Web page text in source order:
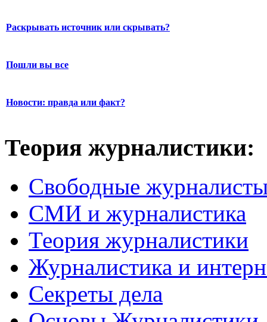
Раскрывать источник или скрывать?
Пошли вы все
Новости: правда или факт?
Теория журналистики:
Свободные
СМИ и журналистика
Теория журналистики
Журналистика и
Секреты дела